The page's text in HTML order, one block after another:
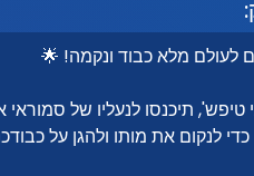
לעולם מלא כבוד ונקמה! 🌟
תיכנסו לנעליו של
כדי לנקום את מותו ולהגן על